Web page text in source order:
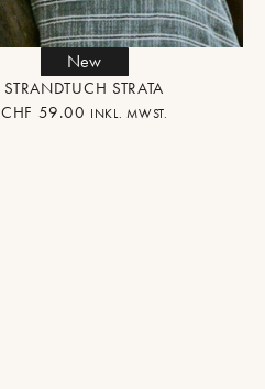
New
STRANDTUCH STRATA
CHF 59.00 INKL. MWST.